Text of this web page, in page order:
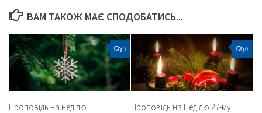
ВАМ ТАКОЖ МАЄ СПОДОБАТИСЬ...
0
Проповідь на неділю
0
Проповідь на Неділю 27-му